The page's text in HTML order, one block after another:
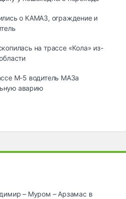
о КАМАЗ, ограждение и
на трассе «Кола» из-
М-5 водитель МАЗа
аварию
– Муром – Арзамас в